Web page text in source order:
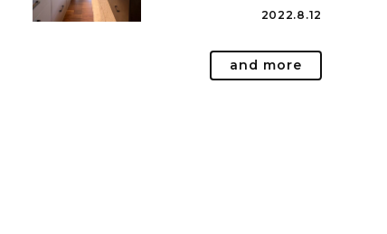
2022.8.12
and more